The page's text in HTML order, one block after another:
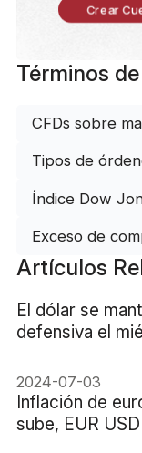
Crear
Términos
CFDs sobre
Tipos de
Índice Dow
Exceso de
Artículos
El dólar se
defensiva el
2024-07-03
Inflación de
sube, EUR